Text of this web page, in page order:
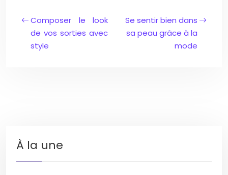
Composer le look
de vos sorties avec
style
Se sentir bien dans
sa peau grâce à la
mode
À la une